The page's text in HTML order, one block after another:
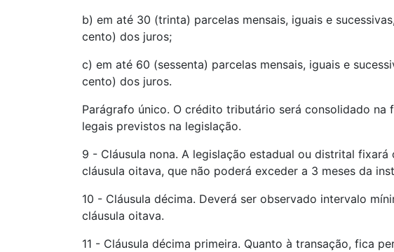
b) em até 30 (trinta) parcelas mensais, iguais e
cento) dos juros;
c) em até 60 (sessenta) parcelas mensais, iguais e
cento) dos juros.
Parágrafo único. O crédito tributário será consolidado
legais previstos na legislação.
9 - Cláusula nona. A legislação estadual ou distrital
cláusula oitava, que não poderá exceder a 3 meses da
10 - Cláusula décima. Deverá ser observado intervalo
cláusula oitava.
11 - Cláusula décima primeira. Quanto à transação, fica